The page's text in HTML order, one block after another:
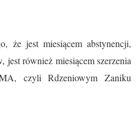
że jest miesiącem abstynencji,
jest również miesiącem szerzenia
czyli Rdzeniowym Zaniku